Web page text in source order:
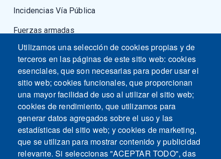
Incidencias Vía Pública
Fuerzas armadas
Utilizamos una selección de cookies propias y de
terceros en las páginas de este sitio web: cookies
esenciales, que son necesarias para poder usar el
sitio web; cookies funcionales, que proporcionan
una mayor facilidad de uso al utilizar el sitio web;
cookies de rendimiento, que utilizamos para
generar datos agregados sobre el uso y las
estadísticas del sitio web; y cookies de marketing,
que se utilizan para mostrar contenido y publicidad
relevante. Si seleccionas "ACEPTAR TODO", das